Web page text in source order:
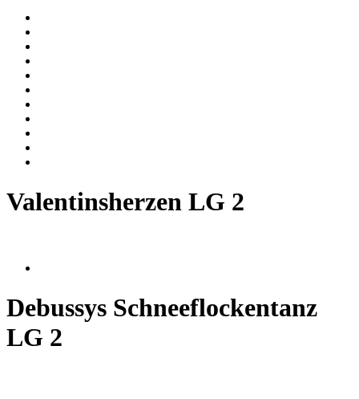
Valentinsherzen LG 2
Debussys Schneeflockentanz
LG 2